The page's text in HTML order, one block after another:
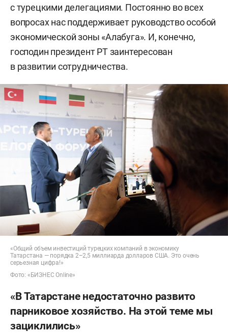
с турецкими делегациями. Постоянно во всех
вопросах нас поддерживает руководство особой
экономической зоны «Алабуга». И, конечно,
господин президент РТ заинтересован
в развитии сотрудничества.
«Общий объем инвестиций турецких компаний в экономику
Татарстана — порядка 2–2,5 миллиарда долларов США. Это очень
серьезная цифра!»
Фото: «БИЗНЕС Online»
«В Татарстане недостаточно развито
парниковое хозяйство. На этой теме мы
зациклились»